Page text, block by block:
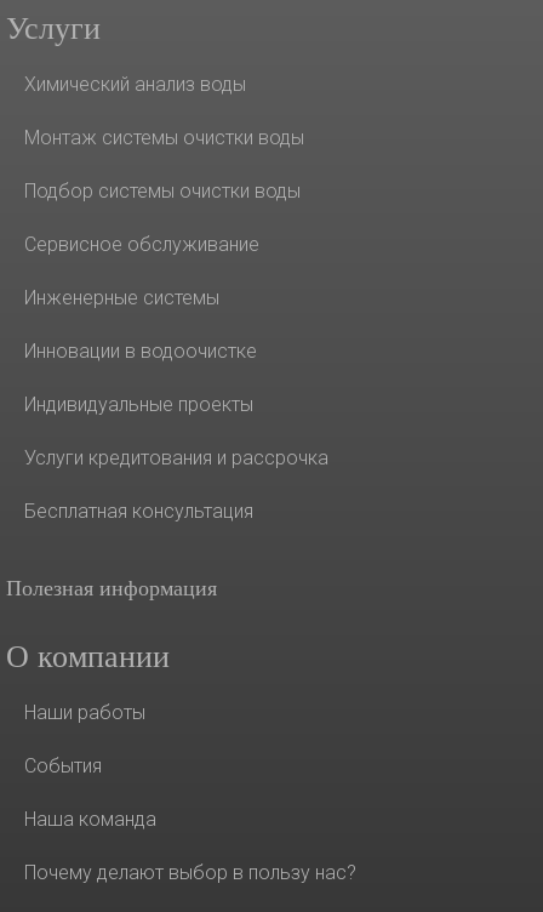
Услуги
Химический анализ воды
Монтаж системы очистки воды
Подбор системы очистки воды
Сервисное обслуживание
Инженерные системы
Инновации в водоочистке
Индивидуальные проекты
Услуги кредитования и рассрочка
Бесплатная консультация
Полезная информация
О компании
Наши работы
События
Наша команда
Почему делают выбор в пользу нас?